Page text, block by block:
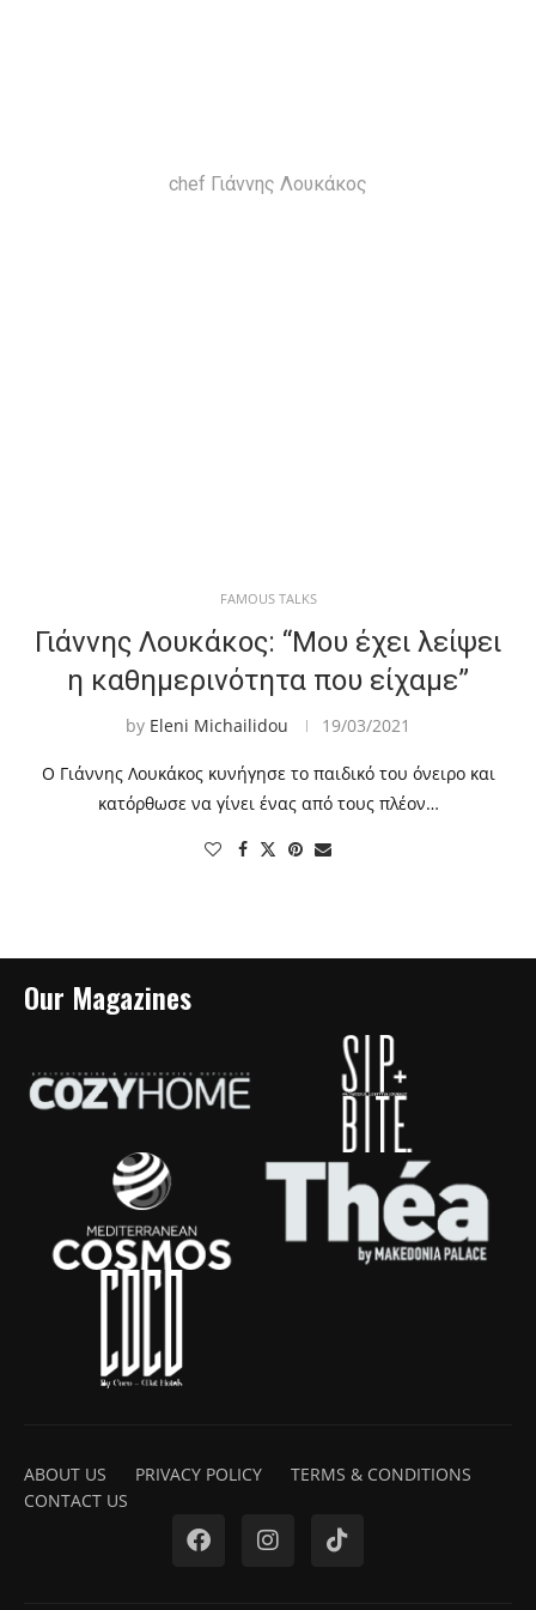
chef Γιάννης Λουκάκος
FAMOUS TALKS
Γιάννης Λουκάκος: “Μου έχει λείψει
η καθημερινότητα που είχαμε”
by Eleni Michailidou 19/03/2021
Ο Γιάννης Λουκάκος κυνήγησε το παιδικό του όνειρο και
κατόρθωσε να γίνει ένας από τους πλέον…
Our Magazines
ABOUT US PRIVACY POLICY
TERMS & CONDITIONS
CONTACT US